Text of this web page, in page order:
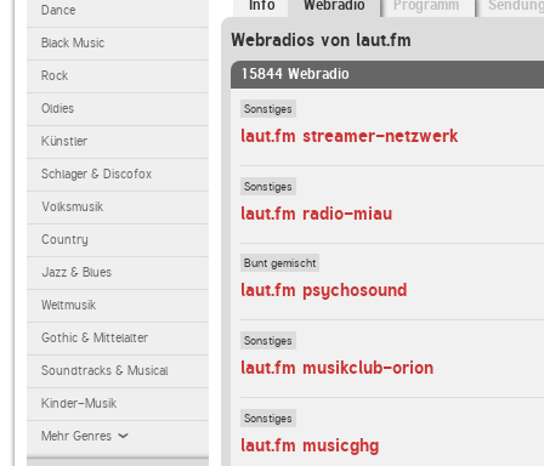
Dance
Black Music
Rock
Oldies
Künstler
Schlager & Discofox
Volksmusik
Country
Jazz & Blues
Weltmusik
Gothic & Mittelalter
Soundtracks & Musical
Kinder-Musik
Mehr Genres
Info Webradio Programm
Webradios von laut.fm
15844 Webradio
Sonstiges
laut.fm streamer-netzwerk
Sonstiges
laut.fm radio-miau
Bunt gemischt
laut.fm psychosound
Sonstiges
laut.fm musikclub-orion
Sonstiges
laut.fm musicghg